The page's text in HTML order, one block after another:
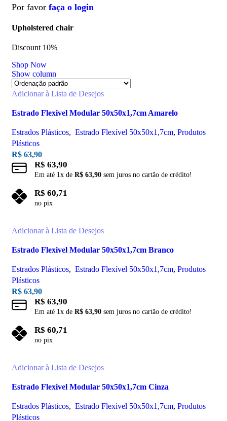
Por favor faça o login
Upholstered chair
Discount 10%
Shop Now
Show column
Adicionar à Lista de Desejos
Estrado Flexivel Modular 50x50x1,7cm Amarelo
Estrados Plásticos, Estrado Flexível 50x50x1,7cm, Produtos
Plásticos
R$ 63,90
R$ 63,90
Em até 1x de R$ 63,90 sem juros no cartão de crédito!
R$ 60,71
no pix
Adicionar à Lista de Desejos
Estrado Flexivel Modular 50x50x1,7cm Branco
Estrados Plásticos, Estrado Flexível 50x50x1,7cm, Produtos
Plásticos
R$ 63,90
R$ 63,90
Em até 1x de R$ 63,90 sem juros no cartão de crédito!
R$ 60,71
no pix
Adicionar à Lista de Desejos
Estrado Flexivel Modular 50x50x1,7cm Cinza
Estrados Plásticos, Estrado Flexível 50x50x1,7cm, Produtos
Plásticos